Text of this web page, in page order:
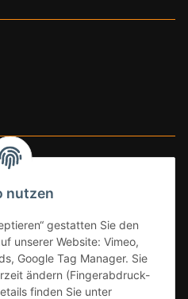
nutzen
gestatten Sie den
unserer Website: Vimeo,
Google Tag Manager. Sie
ändern (Fingerabdruck-
finden Sie unter